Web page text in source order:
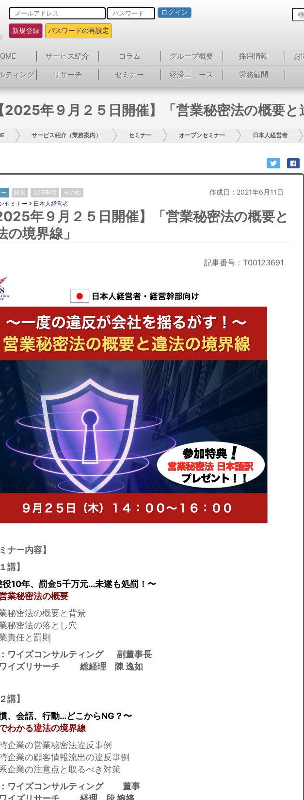
ログイン
新規登録 パスワードの再設定
サービス紹介 コラム グループ概要 採用情報 お
ティング
リサーチ セミナー 経済ニュース 労務顧問
【2025年９月２５日開催】「営業秘密法の概要と
サービス紹介（業務案内） セミナー オープンセミナー 日本人経営者
経営 台湾事情 その他 作成日：2021年6月11日
セミナー 日本人経営者
年９月２５日開催】「営業秘密法の概要と
の境界線」
記事番号：T00123691
ナー内容】
講】
役10年、罰金5千万元…未遂も処罰！〜
業秘密法の概要
秘密法の概要と背景
秘密法の落とし穴
責任と罰則
ワイズコンサルティング 副董事長
ズリサーチ 総経理 陳 逸如
講】
、会話、行動…どこからNG？〜
わかる違法の境界線
企業の営業秘密法違反事例
企業の顧客情報流出の違反事例
企業の注意点と取るべき対策
ワイズコンサルティング 董事